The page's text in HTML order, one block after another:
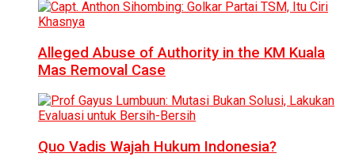
Alleged Abuse of Authority in the KM Kuala
Mas Removal Case
Quo Vadis Wajah Hukum Indonesia?